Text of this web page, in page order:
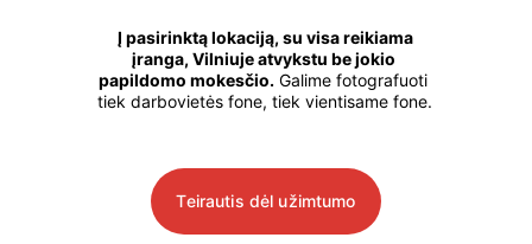
Į pasirinktą lokaciją, su visa reikiama
įranga, Vilniuje atvykstu be jokio
papildomo mokesčio. Galime fotografuoti
tiek darbovietės fone, tiek vientisame fone.
Teirautis dėl užimtumo